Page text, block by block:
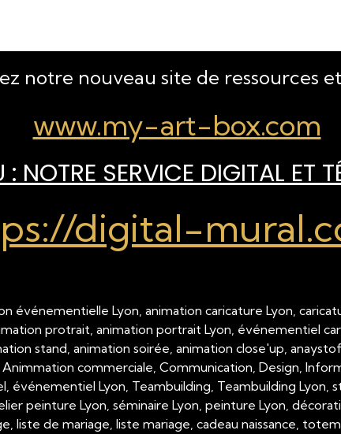
notre nouveau site de ressources
www.my-art-box.com
NOTRE SERVICE DIGITAL ET
digital-
événementielle Lyon, animation caricature Lyon,
protrait, animation portrait Lyon, événementiel
stand, animation soirée, animation close'up,
commerciale, Communication, Design,
événementiel Lyon, Teambuilding, Teambuilding Lyon,
peinture Lyon, séminaire Lyon, peinture Lyon,
liste de mariage, liste mariage, cadeau naissance,